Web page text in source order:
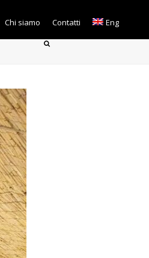
Chi siamo Contatti Eng